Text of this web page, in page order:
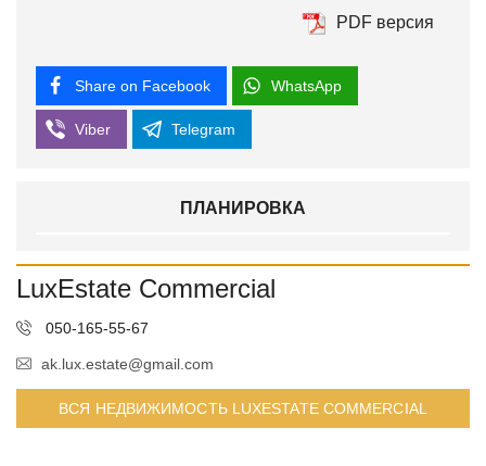
PDF версия
Share on Facebook WhatsApp
Viber Telegram
ПЛАНИРОВКА
LuxEstate Commercial
050-165-55-67
ak.lux.estate@gmail.com
ВСЯ НЕДВИЖИМОСТЬ LUXESTATE COMMERCIAL